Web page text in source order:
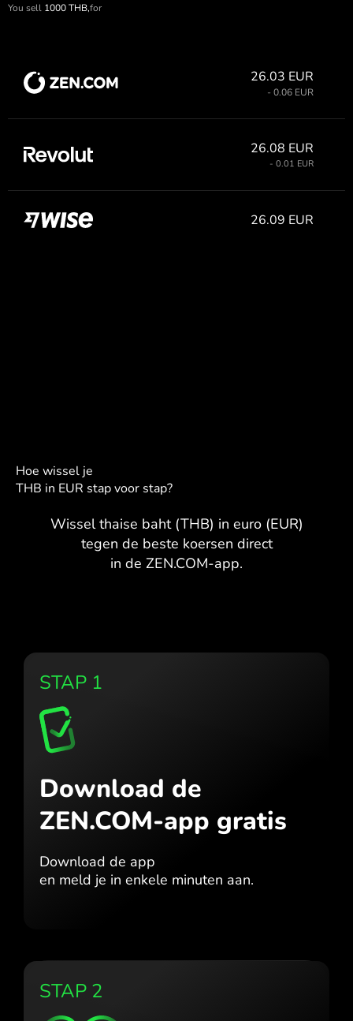
You sell 1000THB,for
26.03 EUR
- 0.06 EUR
26.08 EUR
- 0.01 EUR
26.09 EUR
Hoe wissel je
THB in EUR stap voor stap?
Wissel thaise baht (THB) in euro (EUR)
tegen de beste koersen direct
in de ZEN.COM-app.
STAP 1
Download de
ZEN.COM-app gratis
Download de app
en meld je in enkele minuten aan.
STAP 2